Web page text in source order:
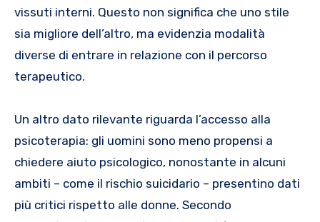
vissuti interni. Questo non significa che uno stile
sia migliore dell’altro, ma evidenzia modalità
diverse di entrare in relazione con il percorso
terapeutico.
Un altro dato rilevante riguarda l’accesso alla
psicoterapia: gli uomini sono meno propensi a
chiedere aiuto psicologico, nonostante in alcuni
ambiti – come il rischio suicidario – presentino dati
più critici rispetto alle donne. Secondo